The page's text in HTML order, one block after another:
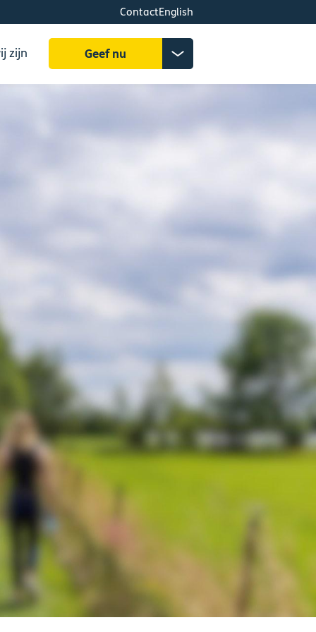
ContactEnglish
zijn Geef nu
Donatiemenu
uitklappen